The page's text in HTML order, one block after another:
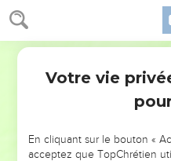
Actes 7
arrêter et dont vous êtes
53 vous qui avez reçu la loi
La mort d'Étienne
rage et ils grinçaient des
Votre vie
En cliquant sur le bouton «
acceptez que TopChrétien